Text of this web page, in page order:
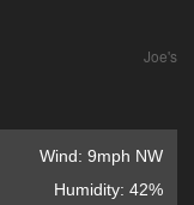
Joe's
Wind: 9mph NW
Humidity: 42%